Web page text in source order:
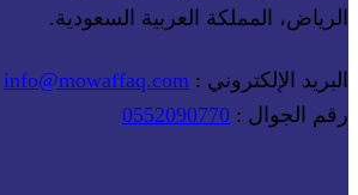
الرياض، المملكة العربية السعودية.
البريد الإلكتروني : info@mowaffaq.com
رقم الجوال : 0552090770